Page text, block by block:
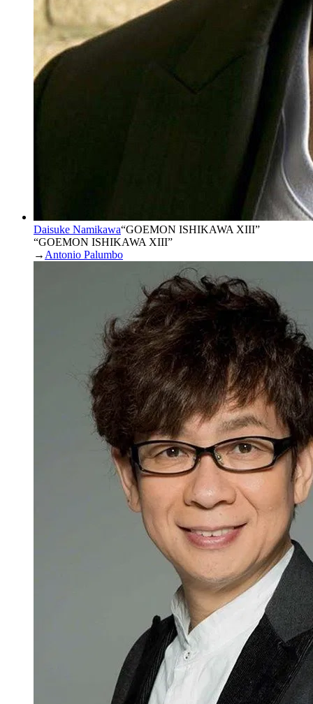
Daisuke Namikawa“GOEMON ISHIKAWA XIII”
“GOEMON ISHIKAWA XIII”
→ Antonio Palumbo